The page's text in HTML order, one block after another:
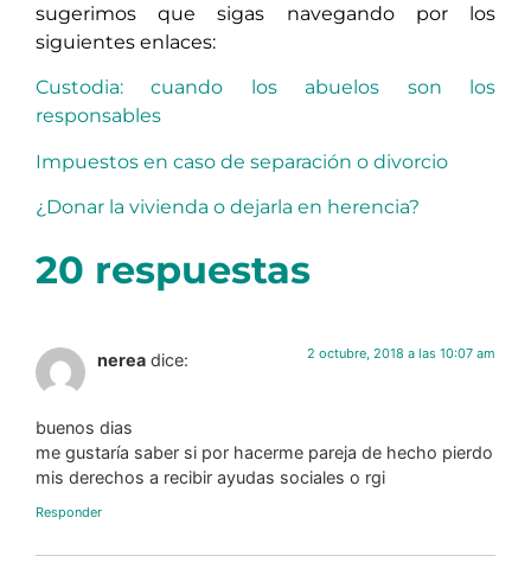
sugerimos que sigas navegando por los
siguientes enlaces:
Custodia: cuando los abuelos son los
responsables
Impuestos en caso de separación o divorcio
¿Donar la vivienda o dejarla en herencia?
20 respuestas
nerea dice: 2 octubre, 2018 a las 10:07 am
buenos dias
me gustaría saber si por hacerme pareja de hecho pierdo
mis derechos a recibir ayudas sociales o rgi
Responder